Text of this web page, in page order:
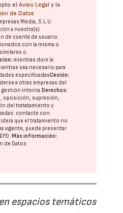
elAviso Legal y la
de Datos
Media, S.L.U.
a nuestra(s)
de cuenta de usuario.
con la misma o
o
mientras dure la
sea necesario para
especificadasCesión:
a otras empresas del
gestión interna.Derechos:
oposición, supresión,
del tratatamiento y
contacte con
que el tratamiento no
vigente, puede presentar
.Más información:
de Datos
espacios temáticos